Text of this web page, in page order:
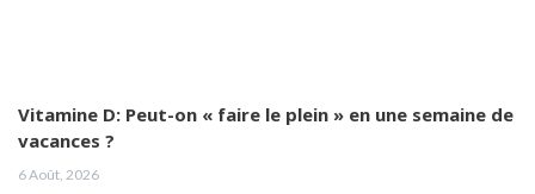
Vitamine D: Peut-on « faire le plein » en une semaine de
vacances ?
6 Août, 2026